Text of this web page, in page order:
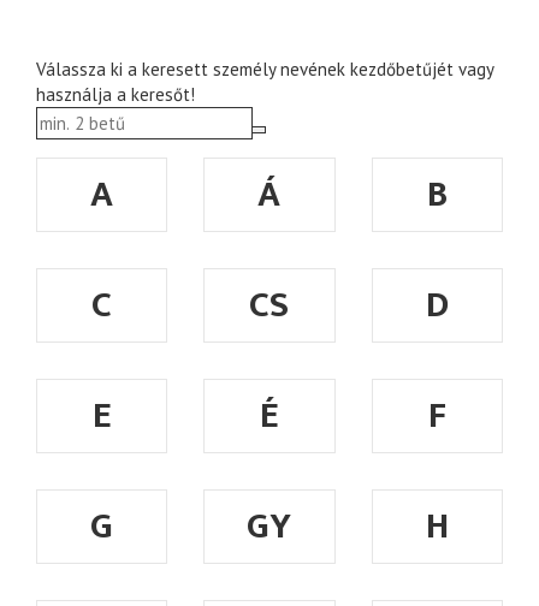
Válassza ki a keresett személy nevének kezdőbetűjét vagy
használja a keresőt!
A Á
B
C
CS
D
E
É
F
G
GY
H